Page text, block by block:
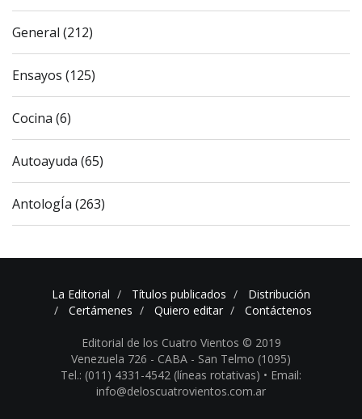
General (212)
Ensayos (125)
Cocina (6)
Autoayuda (65)
AntologÍa (263)
La Editorial Títulos publicados
Distribución
Certámenes
Quiero editar Contáctenos
Editorial de los Cuatro Vientos © 2019
Venezuela 726 - CABA - San Telmo (1095)
Tel.: (011) 4331-4542 (líneas rotativas) • Email:
info@deloscuatrovientos.com.ar